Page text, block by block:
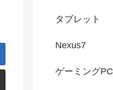
タブレット
Nexus7
ゲーミングPC